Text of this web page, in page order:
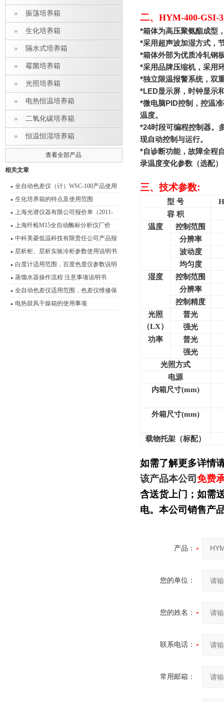
振荡培养箱
生化培养箱
隔水式培养箱
霉菌培养箱
光照培养箱
电热恒温培养箱
二氧化碳培养箱
恒温恒湿培养箱
查看全部产品
相关文章
全自动色差仪（计）WSC-100产品使用
说明书
生化培养箱的特点及使用范围
上海光谱仪器有限公司报价单（2011-
2012）
上海纤检M15全自动酶标分析仪厂价
中科美菱低温科技有限责任公司产品报
价表（2011年）
层析柜、层析实验冷柜参数使用说明书
白度计适用范围，百度色度仪参数说明
书
蒸馏水器操作流程 注意事项说明书
全自动色差仪适用范围，色差仪维修保
养
电热鼓风干燥箱的使用事项
二、 HYM-400-GSI-
*箱体为高压聚氨酯成型
*采用超声波加湿方式，
*箱体外部为优质冷轧钢
*采用品牌压缩机，采用
*独立限温报警系统，双
*LED显示屏，时钟显示
*微电脑PID控制，控温
温度。
*24时段可编程控制器。
现自动控制与运行。
*自诊断功能，故障全程
录温度变化参数（选配）
三、技术参数:
型 号
容 积
温度
控制范围
分辨率
波动度
均匀度
湿度
控制范围
分辨率
控制精度
光照
（LX）
普光
强光
功率
普光
强光
光照方式
电源
内箱尺寸(mm)
外箱尺寸(mm)
载物托架（标配）
如需了解更多详情
该产品本公司免费
含送货上门；如需
电。本公司销售产
产品：
您的单位：
您的姓名：
联系电话：
常用邮箱：